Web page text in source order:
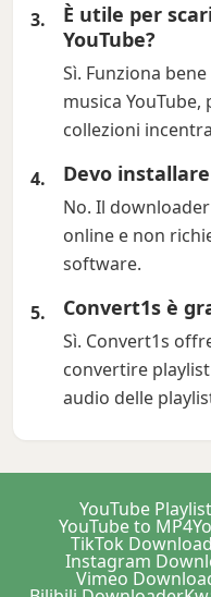
È utile per
YouTube?
Sì. Funziona
musica
collezioni
Devo
No. Il
online e non
software.
Convert1s è
Sì. Convert1s
convertire
audio delle
YouTube
YouTube to MP4
TikTok
Instagram
Vimeo